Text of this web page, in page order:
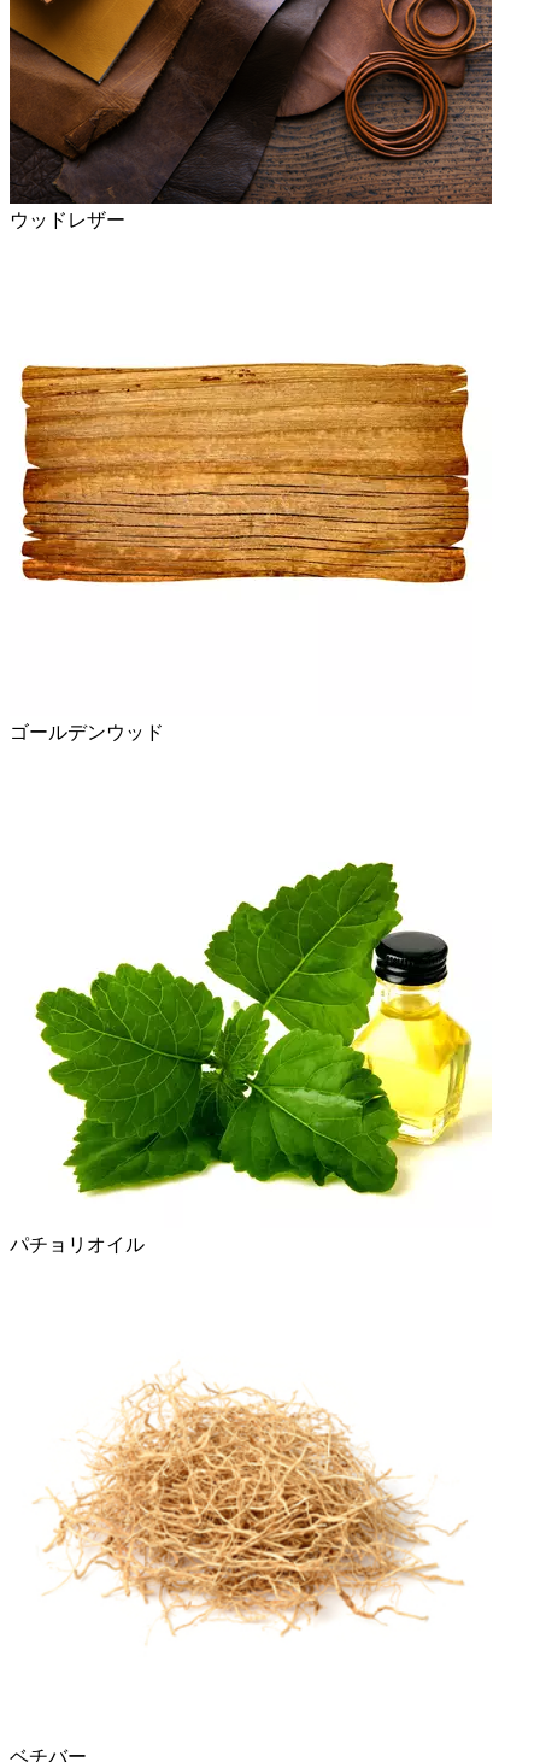
ウッドレザー
ゴールデンウッド
パチョリオイル
ベチバー